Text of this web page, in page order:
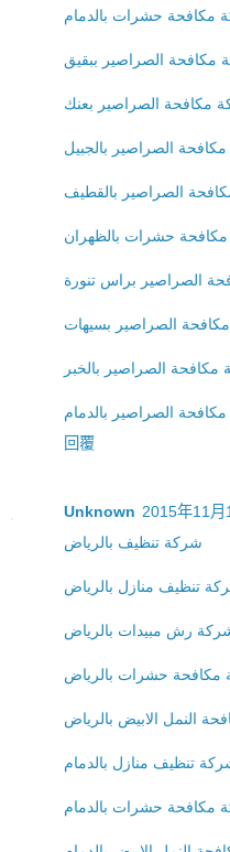
مكافحة حشرات بالدمام
مكافحة الصراصير ببقيق
مكافحة الصراصير بعنك
الصراصير بالجبيل
الصراصير بالقطيف
حشرات بالظهران
الصراصير براس تنورة
الصراصير بسيهات
الصراصير بالخبر
الصراصير بالدمام
回覆
Unknown 2015年11
شركة تنظيف بالرياض
تنظيف منازل بالرياض
رش مبيدات بالرياض
مكافحة حشرات بالرياض
النمل الابيض بالرياض
تنظيف منازل بالدمام
مكافحة حشرات بالدمام